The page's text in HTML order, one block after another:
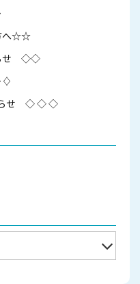
へ☆☆
せ ◇◇
らせ ◇ ◇ ◇